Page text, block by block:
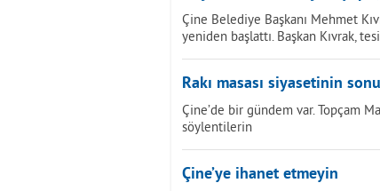
Çine Belediye Başkanı Mehmet
yeniden başlattı. Başkan Kıvrak,
Rakı masası siyasetinin
Çine’de bir gündem var. Topçam
söylentilerin
Çine’ye ihanet etmeyin